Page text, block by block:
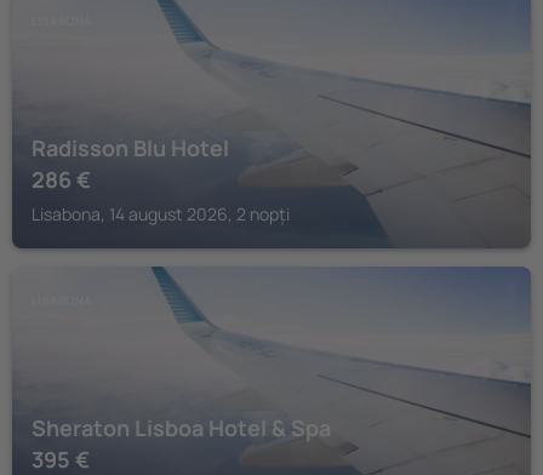
Radisson Blu Hotel
286 €
Lisabona, 14 august 2026, 2 nopți
Sheraton Lisboa Hotel & Spa
395 €